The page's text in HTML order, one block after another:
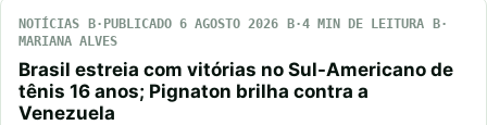
NOTÍCIAS PUBLICADO 6 AGOSTO 2026
4 MIN DE LEITURA
MARIANA ALVES
Brasil estreia com vitórias no Sul-Americano de
tênis 16 anos; Pignaton brilha contra a
Venezuela